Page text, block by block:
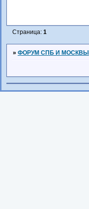
Страница: 1
» ФОРУМ СПБ И МОСКВЫ